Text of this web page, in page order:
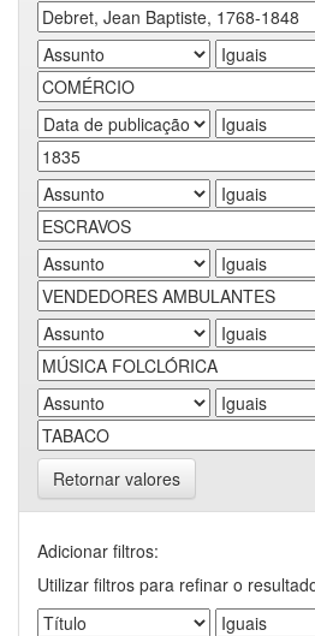
Retornar valores
Adicionar filtros:
Utilizar filtros para refinar o